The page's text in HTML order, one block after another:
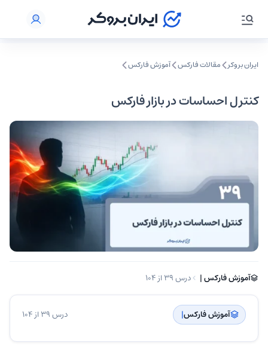
ایران بروکر مقالات فارکس آموزش فارکس
کنترل احساسات در بازار فارکس
آموزش فارکس | ‌ درس 39 از 104
آموزش فارکس| ‌ درس 39 از 104